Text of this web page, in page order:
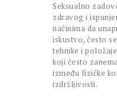
Seksualno
zdravog i
načinima da
iskustvo, često
tehnike i
koji često
između fizičke
izdržljivosti.